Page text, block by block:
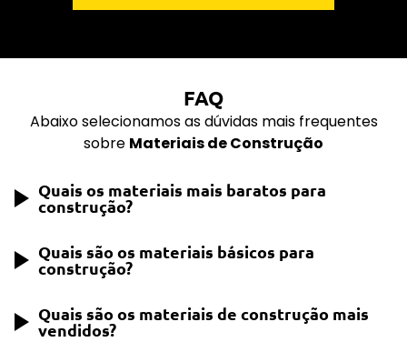
FAQ
Abaixo selecionamos as dúvidas mais frequentes
sobre Materiais de Construção
Quais os materiais mais baratos para
construção?
A construção mais econômica geralmente
envolve materiais como blocos de concreto,
são comuns e acessíveis, fazendo deles uma
Quais são os materiais básicos para
construção?
Os materiais básicos para construção incluem
Quais são os materiais de construção mais
vendidos?